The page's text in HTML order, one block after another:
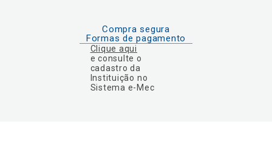
Compra segura
Formas de pagamento
Clique aqui
e consulte o
cadastro da
Instituição no
Sistema e-Mec